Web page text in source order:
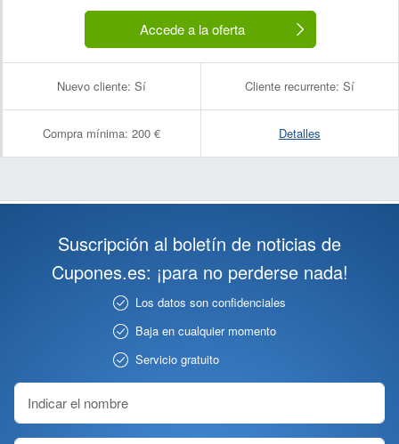
Accede a la oferta
Nuevo cliente: Sí Cliente recurrente: Sí
Compra mínima: 200 € Detalles
Suscripción al boletín de noticias de
Cupones.es: ¡para no perderse nada!
Los datos son confidenciales
Baja en cualquier momento
Servicio gratuito